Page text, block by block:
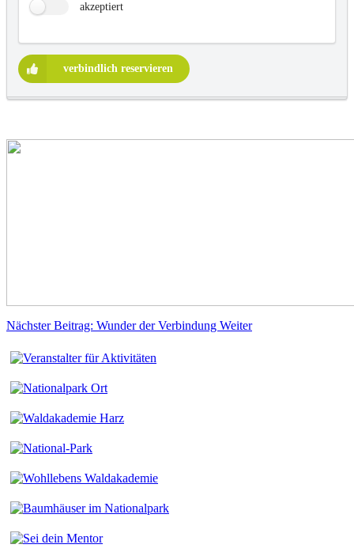
akzeptiert
verbindlich reservieren
Nächster Beitrag: Wunder der Verbindung Weiter